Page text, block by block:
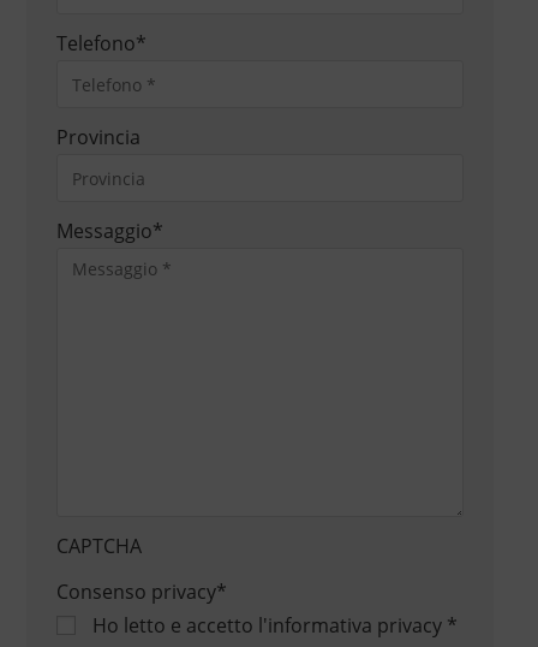
Telefono*
Provincia
Messaggio*
CAPTCHA
Consenso privacy*
Ho letto e accetto l'informativa privacy*